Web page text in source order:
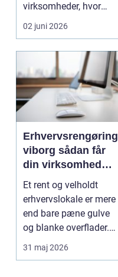
virksomheder, hvor
stabil forsyning af try...
02 juni 2026
Erhvervsrengøring
viborg sådan får
din virksomhed
mere tid og bedre
arbejdsmiljø
Et rent og velholdt
erhvervslokale er mere
end bare pæne gulve
og blanke overflader.
Rengøringen påv...
31 maj 2026